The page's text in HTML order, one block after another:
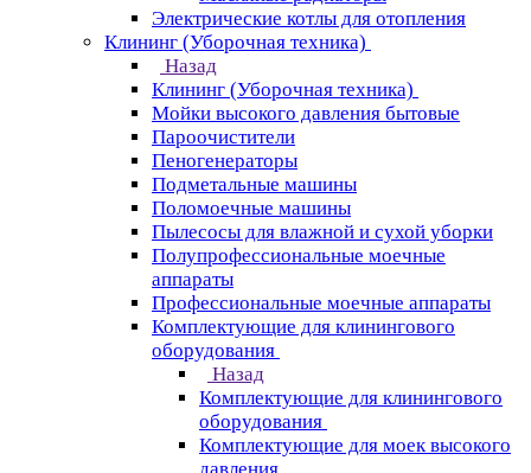
Электрические котлы для отопления
Клининг (Уборочная техника)
Назад
Клининг (Уборочная техника)
Мойки высокого давления бытовые
Пароочистители
Пеногенераторы
Подметальные машины
Поломоечные машины
Пылесосы для влажной и сухой уборки
Полупрофессиональные моечные
аппараты
Профессиональные моечные аппараты
Комплектующие для клинингового
оборудования
Назад
Комплектующие для клинингового
оборудования
Комплектующие для моек высокого